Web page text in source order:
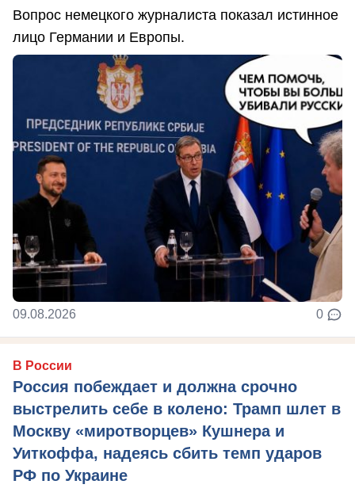
Вопрос немецкого журналиста показал истинное
лицо Германии и Европы.
09.08.2026 0
В России
Россия побеждает и должна срочно
выстрелить себе в колено: Трамп шлет в
Москву «миротворцев» Кушнера и
Уиткоффа, надеясь сбить темп ударов
РФ по Украине